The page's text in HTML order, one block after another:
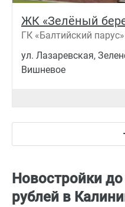
ЖК «Зелёный
ГК «Балтийский парус»
ул. Лазаревская,
Вишневое
Новостройки
рублей в